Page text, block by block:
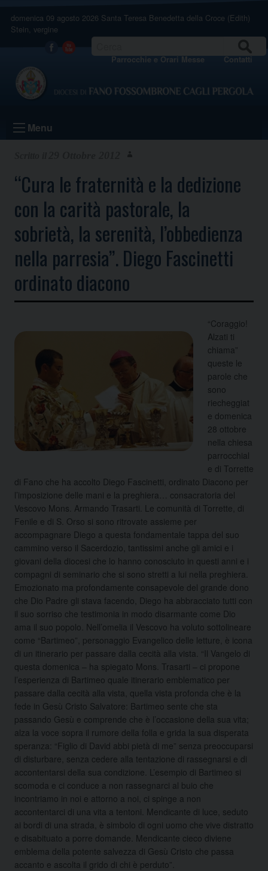
content
domenica 09 agosto 2026 Santa Teresa Benedetta della Croce (Edith)
Stein, vergine
Facebook
Youtube Parrocchie e Orari Messe Contatti
Menu
“Cura le fraternità e la dedizione
con la carità pastorale, la
sobrietà, la serenità, l’obbedienza
nella parresia”. Diego Fascinetti
ordinato diacono
“Coraggio!
Alzati ti
chiama”
queste le
parole che
sono
riecheggiat
e domenica
28 ottobre
nella chiesa
parrocchial
e di Torrette
di Fano che ha accolto Diego Fascinetti, ordinato Diacono per
l’imposizione delle mani e la preghiera…
consacratoria del
Vescovo Mons. Armando Trasarti. Le comunità di Torrette, di
Fenile e di S. Orso si sono ritrovate assieme per
accompagnare Diego a questa fondamentale tappa del suo
cammino verso il Sacerdozio, tantissimi anche gli amici e i
giovani della diocesi che lo hanno conosciuto in questi anni e i
compagni di seminario che si sono stretti a lui nella preghiera.
Emozionato ma profondamente consapevole del grande dono
che Dio Padre gli stava facendo, Diego ha abbracciato tutti con
il suo sorriso che testimonia in modo disarmante come Dio
ama il suo popolo. Nell’omelia il Vescovo ha voluto sottolineare
come “Bartimeo”, personaggio Evangelico delle letture, è icona
di un itinerario per passare dalla cecità alla vista. “Il Vangelo di
questa domenica – ha spiegato Mons. Trasarti – ci propone
l’esperienza di Bartimeo quale itinerario emblematico per
passare dalla cecità alla vista, quella vista profonda che è la
fede in Gesù Cristo Salvatore: Bartimeo sente che sta
passando Gesù e comprende che è l’occasione della sua vita;
alza la voce sopra il rumore della folla e grida la sua disperata
speranza: “Figlio di David abbi pietà di me” senza preoccuparsi
di disturbare, senza cedere alla tentazione di rassegnarsi e di
accontentarsi della sua condizione. L’esempio di Bartimeo si
scomoda e ci conduce a non rassegnarci al buio che
incontriamo in noi e attorno a noi, ci spinge a non
accontentarci di una vita a tentoni. Mendicante di luce, seduto
ai bordi di una strada, è simbolo di ogni uomo che vive distratto
e disabituato a porre domande. Mendicante cieco diviene
emblema della potente salvezza di Gesù Cristo che passa
accanto e ascolta il grido di chi è perduto”.